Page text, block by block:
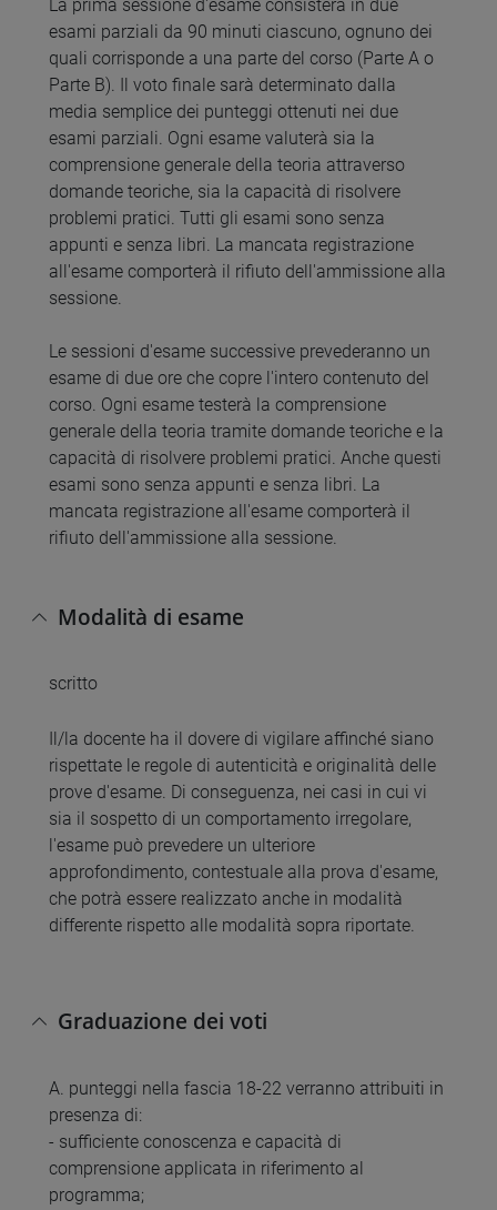
La prima sessione d'esame consisterà in due
esami parziali da 90 minuti ciascuno, ognuno dei
quali corrisponde a una parte del corso (Parte A o
Parte B). Il voto finale sarà determinato dalla
media semplice dei punteggi ottenuti nei due
esami parziali. Ogni esame valuterà sia la
comprensione generale della teoria attraverso
domande teoriche, sia la capacità di risolvere
problemi pratici. Tutti gli esami sono senza
appunti e senza libri. La mancata registrazione
all'esame comporterà il rifiuto dell'ammissione alla
sessione.
Le sessioni d'esame successive prevederanno un
esame di due ore che copre l'intero contenuto del
corso. Ogni esame testerà la comprensione
generale della teoria tramite domande teoriche e la
capacità di risolvere problemi pratici. Anche questi
esami sono senza appunti e senza libri. La
mancata registrazione all'esame comporterà il
rifiuto dell'ammissione alla sessione.
Modalità di esame
scritto
Il/la docente ha il dovere di vigilare affinché siano
rispettate le regole di autenticità e originalità delle
prove d'esame. Di conseguenza, nei casi in cui vi
sia il sospetto di un comportamento irregolare,
l'esame può prevedere un ulteriore
approfondimento, contestuale alla prova d'esame,
che potrà essere realizzato anche in modalità
differente rispetto alle modalità sopra riportate.
Graduazione dei voti
A. punteggi nella fascia 18-22 verranno attribuiti in
presenza di:
- sufficiente conoscenza e capacità di
comprensione applicata in riferimento al
programma;